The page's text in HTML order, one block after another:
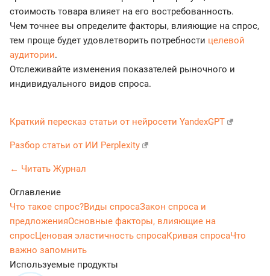
стоимость товара влияет на его востребованность.
Чем точнее вы определите факторы, влияющие на спрос,
тем проще будет удовлетворить потребности целевой
аудитории.
Отслеживайте изменения показателей рыночного и
индивидуального видов спроса.
Краткий пересказ статьи от нейросети YandexGPT
Разбор статьи от ИИ Perplexity
← Читать Журнал
Оглавление
Что такое спрос?Виды спросаЗакон спроса и
предложенияОсновные факторы, влияющие на
спросЦеновая эластичность спросаКривая спросаЧто
важно запомнить
Используемые продукты